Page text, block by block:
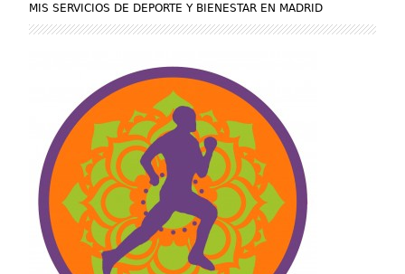
MIS SERVICIOS DE DEPORTE Y BIENESTAR EN MADRID